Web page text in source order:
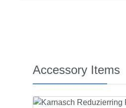
Produktgalerie
Accessory Items